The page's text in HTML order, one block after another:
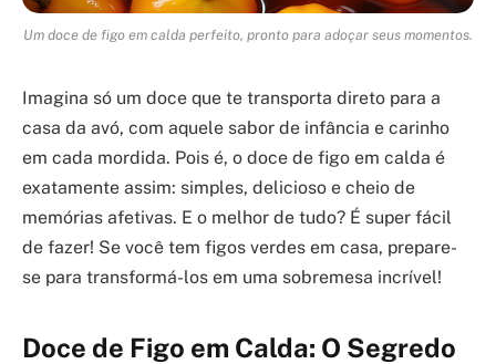
Um doce de figo em calda perfeito, pronto para adoçar seus momentos.
Imagina só um doce que te transporta direto para a
casa da avó, com aquele sabor de infância e carinho
em cada mordida. Pois é, o doce de figo em calda é
exatamente assim: simples, delicioso e cheio de
memórias afetivas. E o melhor de tudo? É super fácil
de fazer! Se você tem figos verdes em casa, prepare-
se para transformá-los em uma sobremesa incrível!
Doce de Figo em Calda: O Segredo